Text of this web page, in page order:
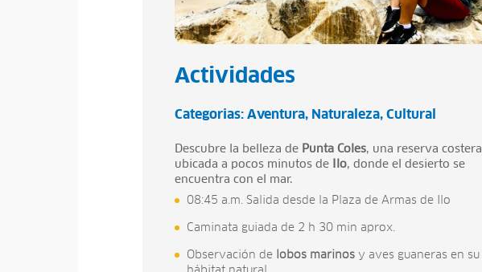
Actividades
Categorias: Aventura Naturaleza Cultural
Descubre la belleza de Punta Coles, una reserva costera
ubicada a pocos minutos de
Ilo, donde el desierto se
encuentra con el mar.
08:45 a.m. Salida desde la Plaza de Armas de Ilo
Caminata guiada de 2 h 30 min aprox.
Observación de lobos marinos y aves guaneras en su